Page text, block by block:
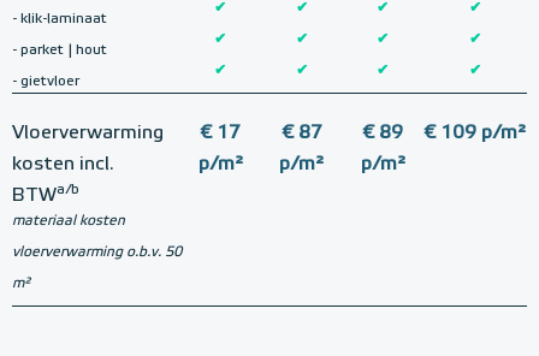
- klik-laminaat
✔ ✔ ✔ ✔
- parket | hout
✔ ✔ ✔ ✔
- gietvloer
✔ ✔ ✔ ✔
Vloerverwarming
kosten incl.
BTWa/b
materiaal kosten
vloerverwarming o.b.v. 50
m²
€ 17
p/m²
€ 87
p/m²
€ 89
p/m²
€ 109 p/m²